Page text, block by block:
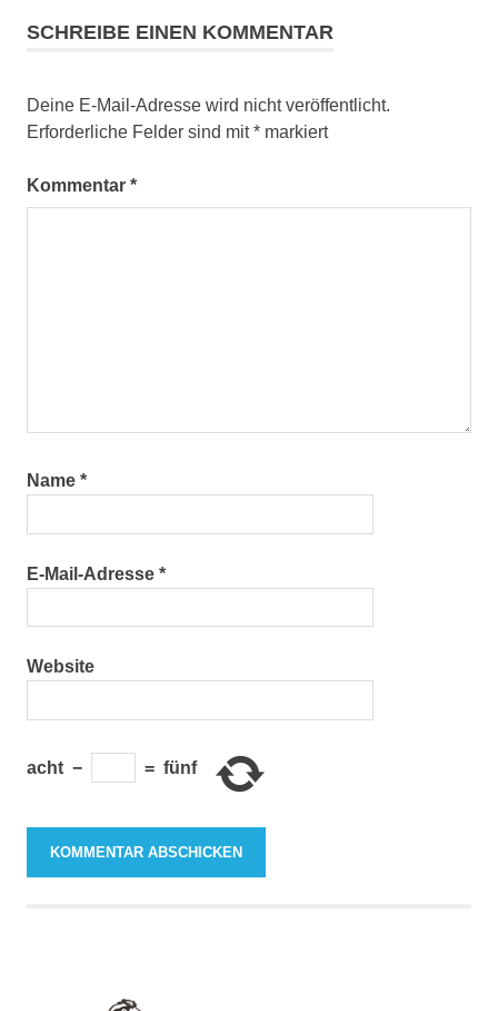
SCHREIBE EINEN KOMMENTAR
Deine E-Mail-Adresse wird nicht veröffentlicht.
Erforderliche Felder sind mit* markiert
Kommentar *
Name *
E-Mail-Adresse *
Website
acht − = fünf